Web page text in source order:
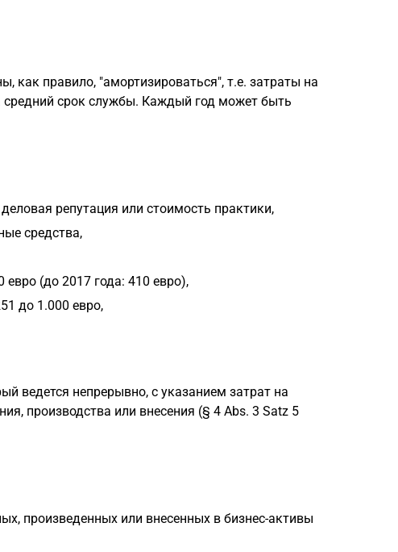
как правило, "амортизироваться", т.е. затраты на
средний срок службы. Каждый год может быть
репутация или стоимость практики,
средства,
(до 2017 года: 410 евро),
до 1.000 евро,
ведется непрерывно, с указанием затрат на
производства или внесения (§ 4 Abs. 3 Satz 5
произведенных или внесенных в бизнес-активы